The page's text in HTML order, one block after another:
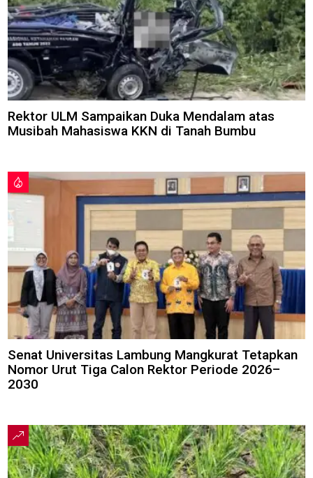
Rektor ULM Sampaikan Duka Mendalam atas
Musibah Mahasiswa KKN di Tanah Bumbu
Senat Universitas Lambung Mangkurat Tetapkan
Nomor Urut Tiga Calon Rektor Periode 2026–
2030